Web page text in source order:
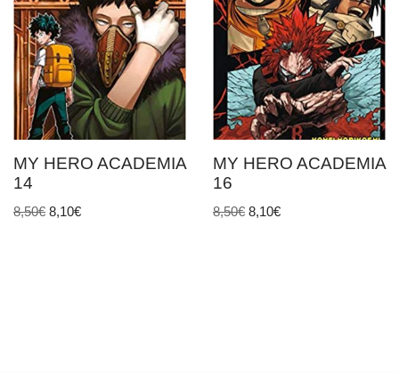
MY HERO ACADEMIA
14
8,50€ 8,10€
MY HERO ACADEMIA
16
8,50€ 8,10€